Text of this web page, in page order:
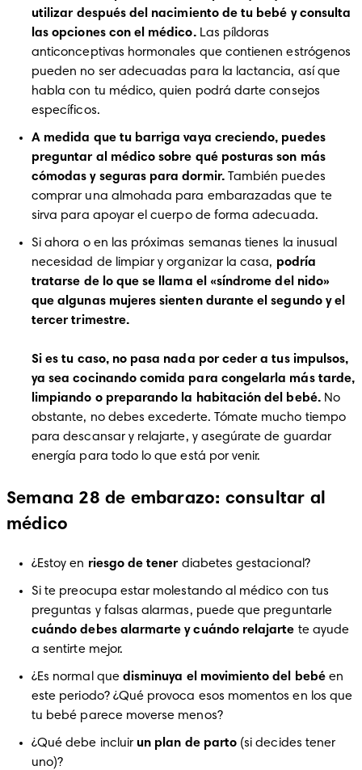
utilizar después del nacimiento de tu bebé y consulta
las opciones con el médico. Las píldoras
anticonceptivas hormonales que contienen estrógenos
pueden no ser adecuadas para la lactancia, así que
habla con tu médico, quien podrá darte consejos
específicos.
A medida que tu barriga vaya creciendo, puedes
preguntar al médico sobre qué posturas son más
cómodas y seguras para dormir. También puedes
comprar una almohada para embarazadas que te
sirva para apoyar el cuerpo de forma adecuada.
Si ahora o en las próximas semanas tienes la inusual
necesidad de limpiar y organizar la casa, podría
tratarse de lo que se llama el «síndrome del nido»
que algunas mujeres sienten durante el segundo y el
tercer trimestre.
Si es tu caso, no pasa nada por ceder a tus impulsos,
ya sea cocinando comida para congelarla más tarde,
limpiando o preparando la habitación del bebé. No
obstante, no debes excederte. Tómate mucho tiempo
para descansar y relajarte, y asegúrate de guardar
energía para todo lo que está por venir.
Semana 28 de embarazo: consultar al
médico
¿Estoy en riesgo de tener diabetes gestacional?
Si te preocupa estar molestando al médico con tus
preguntas y falsas alarmas, puede que preguntarle
cuándo debes alarmarte y cuándo relajarte te ayude
a sentirte mejor.
¿Es normal que disminuya el movimiento del bebé en
este periodo? ¿Qué provoca esos momentos en los que
tu bebé parece moverse menos?
¿Qué debe incluir un plan de parto (si decides tener
uno)?